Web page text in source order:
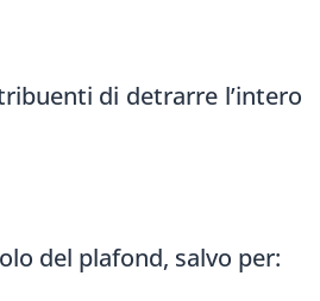
di detrarre l’intero
del plafond, salvo per: